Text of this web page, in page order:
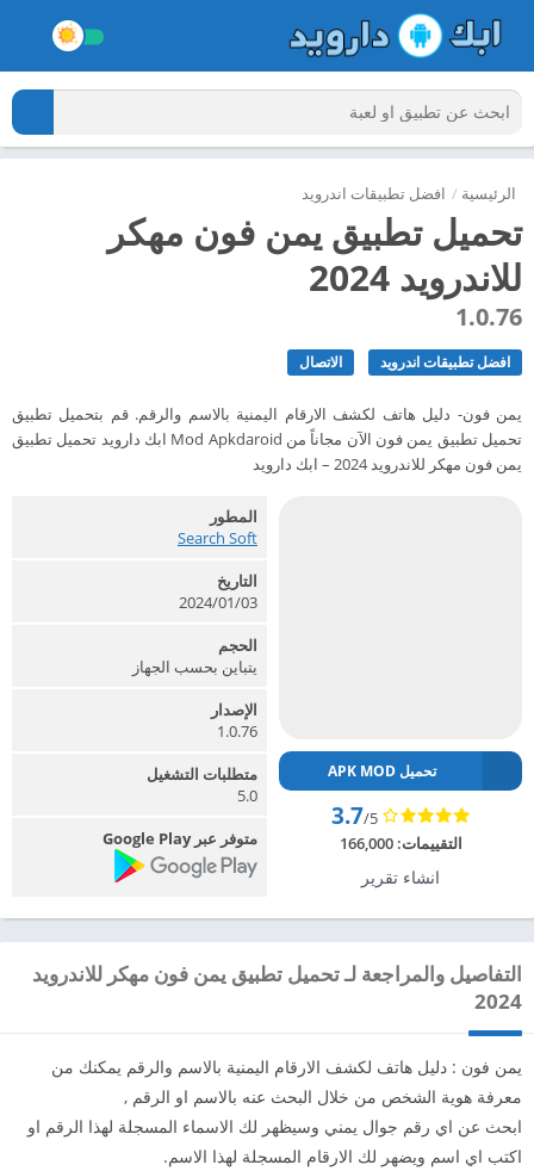
الرئيسية / افضل تطبيقات اندرويد
تحميل تطبيق يمن فون مهكر
للاندرويد 2024
1.0.76
افضل تطبيقات اندرويد الاتصال
يمن فون- دليل هاتف لكشف الارقام اليمنية بالاسم والرقم. قم بتحميل تطبيق
تحميل تطبيق يمن فون الآن مجاناً من Mod Apkdaroid ابك دارويد تحميل تطبيق
يمن فون مهكر للاندرويد 2024 – ابك دارويد
تحميل APK MOD
3.7/5
التقييمات:166,000
انشاء تقرير
المطور
Search Soft‏
التاريخ
2024/01/03
الحجم
يتباين بحسب الجهاز
الإصدار
1.0.76
متطلبات التشغيل
5.0
متوفر عبر Google Play
التفاصيل والمراجعة لـ تحميل تطبيق يمن فون مهكر للاندرويد
2024
يمن فون : دليل هاتف لكشف الارقام اليمنية بالاسم والرقم يمكنك من
معرفة هوية الشخص من خلال البحث عنه بالاسم او الرقم ,
ابحث عن اي رقم جوال يمني وسيظهر لك الاسماء المسجلة لهذا الرقم او
اكتب اي اسم ويضهر لك الارقام المسجلة لهذا الاسم.